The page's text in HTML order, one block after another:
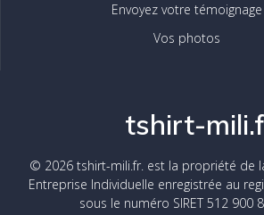
Envoyez votre témoignage
Vos photos
tshirt-
© 2026 tshirt-mili.fr. est la propriété de
Entreprise Individuelle enregistrée au
sous le numéro SIRET 512 900